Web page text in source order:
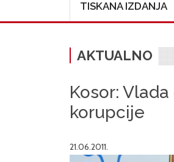
TISKANA IZDANJA
AKTUALNO
Kosor:
korupcije
21.06.2011.